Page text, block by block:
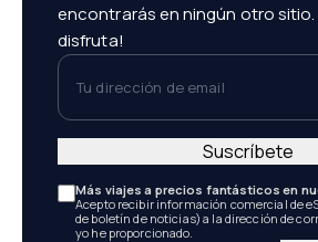
encontrarás en ningún otro sitio.
disfruta!
Tu dirección de email
Más viajes a precios fantásticos en
Acepto recibir información comercial de
de boletín de noticias) a la dirección de
yo he proporcionado.
Suscríbete